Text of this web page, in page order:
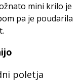
mini krilo je
pa je poudarila
poletja